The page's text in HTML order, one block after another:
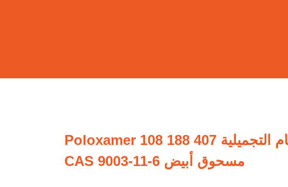
المواد الخام التجميلية Poloxamer 108 188 407
مسحوق أبيض CAS 9003-11-6